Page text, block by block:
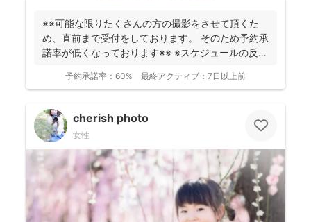
※※可能な限りたくさんの方の撮影をさせて頂くた
め、直前まで受付をしております。 そのため予約承
諾率が低くなっております※※ ※スケジュールの反映
予約承諾率： 60% 最終アクティブ： 7日以上前
cherish photo
女性